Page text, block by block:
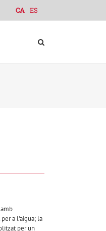
CA ES
a l'aigua; la
per un